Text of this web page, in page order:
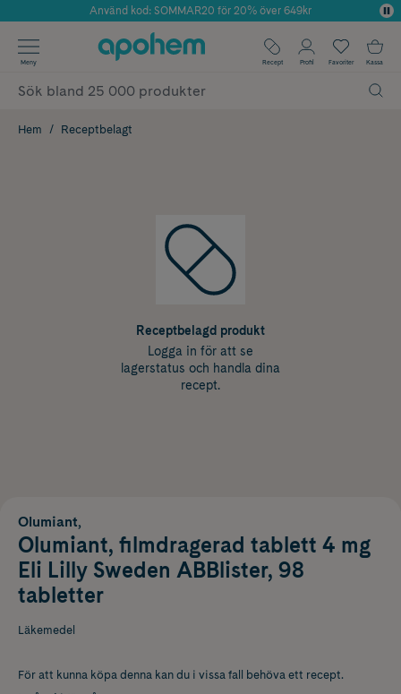
Årets Butik 2025 inom Skönhet
Använd kod: SOMMAR20 för 20% över 649kr
✓ Fri frakt
✓ Poäng på alla köp*
Meny Recept Profil Favoriter Kassa
Hem Receptbelagt
Receptbelagd produkt
Logga in för att se
lagerstatus och handla dina
recept.
Olumiant,
Olumiant, filmdragerad tablett 4 mg
Eli Lilly Sweden ABBlister, 98
tabletter
Läkemedel
För att kunna köpa denna kan du i vissa fall behöva ett recept.